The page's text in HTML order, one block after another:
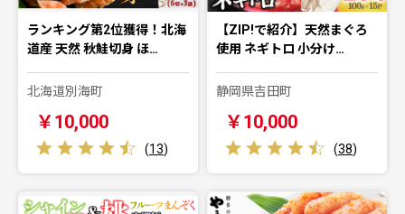
ランキング第2位獲得！北海
道産 天然 秋鮭切身 ほ…
北海道別海町
￥10,000
(13)
【ZIP!で紹介】天然まぐろ
使用 ネギトロ 小分け…
静岡県吉田町
￥10,000
(38)